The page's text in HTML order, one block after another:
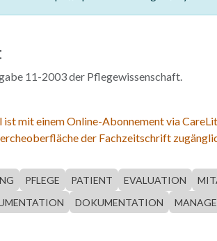
11-2003 der Pflegewissenschaft.
mit einem Online-Abonnement via
der Fachzeitschrift
PFLEGE PATIENT EVALUATION
DOKUMENTATION